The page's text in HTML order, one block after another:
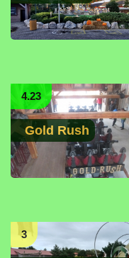
4.23
Gold Rush
3